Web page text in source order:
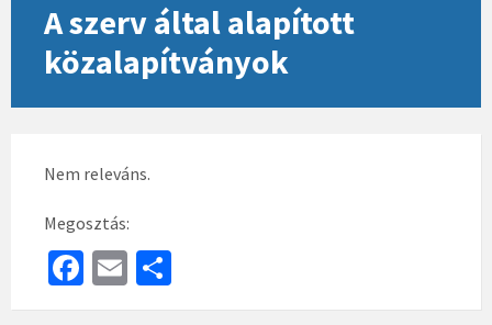
A szerv által alapított
közalapítványok
Nem releváns.
Megosztás:
Fa
ce
E
m h